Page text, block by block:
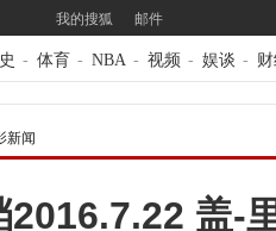
我的搜狐 邮件
- 体育 - NBA - 视频 - 娱谈 -
新闻
2016.7.22 盖-